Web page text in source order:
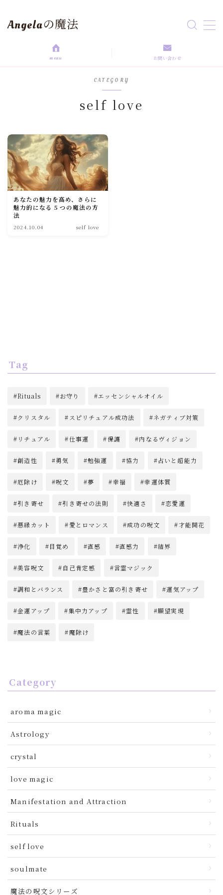
Angelaの魔法
love magic
Rituals
self love
menu お問い合わせ
CATEGORY
self love
あなたの魅力を高め、さらに
魅力的になる 5 つの魔法の方
法
2024.10.04 self love
Tag
Rituals お守り エッセンシャルオイル
クリスタル スピリチュアル成功法 ネガティブ対策
リチュアル 仕事運 保護 内なるヴィジョン
創造性 勇気 勉強運 協力 占いと超能力
厄除け 呪文 夢 幸福 幸運体質
引き寄せ 引き寄せの法則 快適さ 恋愛運
悪縁カット 愛とロマンス 成功の呪文 才能開花
浄化 目覚め 直感 直感力 結界
美容呪文 自己肯定感 言霊マジック
調和とバランス 豊かさと富の引き寄せ 運気アップ
金運アップ 集中力アップ 霊性 願望実現
魔法の言葉 魔除け
Category
aroma magic
Astrology
crystal
love magic
Manifestation and Attraction
Rituals
self love
soulmate
魔法の呪文シリーズ